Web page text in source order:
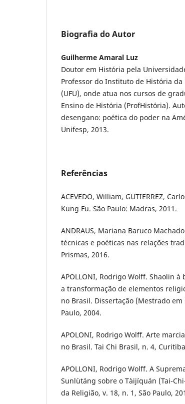
Biografia do Autor
Guilherme Amaral Luz
Doutor em História pela
Professor do Instituto de História
(UFU), onde atua nos cursos de
Ensino de História (ProfHistória).
desengano: poética do poder na
Unifesp, 2013.
Referências
ACEVEDO, William, GUTIERREZ,
Kung Fu. São Paulo: Madras, 2011.
ANDRAUS, Mariana Baruco
técnicas e poéticas nas relações
Prismas, 2016.
APOLLONI, Rodrigo Wolff. Shaolin
a transformação de elementos
no Brasil. Dissertação (Mestrado em
Paulo, 2004.
APOLONI, Rodrigo Wolff. Arte
no Brasil. Tai Chi Brasil, n. 4,
APOLLONI, Rodrigo Wolff. A
Sunlùtáng sobre o Tàijíquán (Tai-
da Religião, v. 18, n. 1, São Paulo,